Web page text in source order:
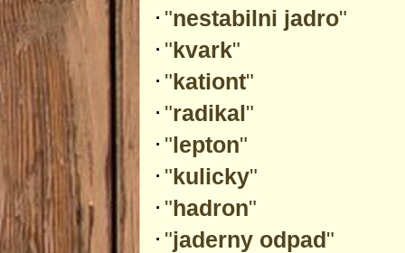
"nestabilni jadro"
"kvark"
"kationt"
"radikal"
"lepton"
"kulicky"
"hadron"
"jaderny odpad"